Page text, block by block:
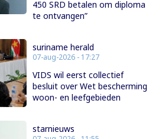
450 SRD betalen om diploma
te ontvangen”
suriname herald
07-aug-2026 - 17:27
VIDS wil eerst collectief
besluit over Wet bescherming
woon- en leefgebieden
starnieuws